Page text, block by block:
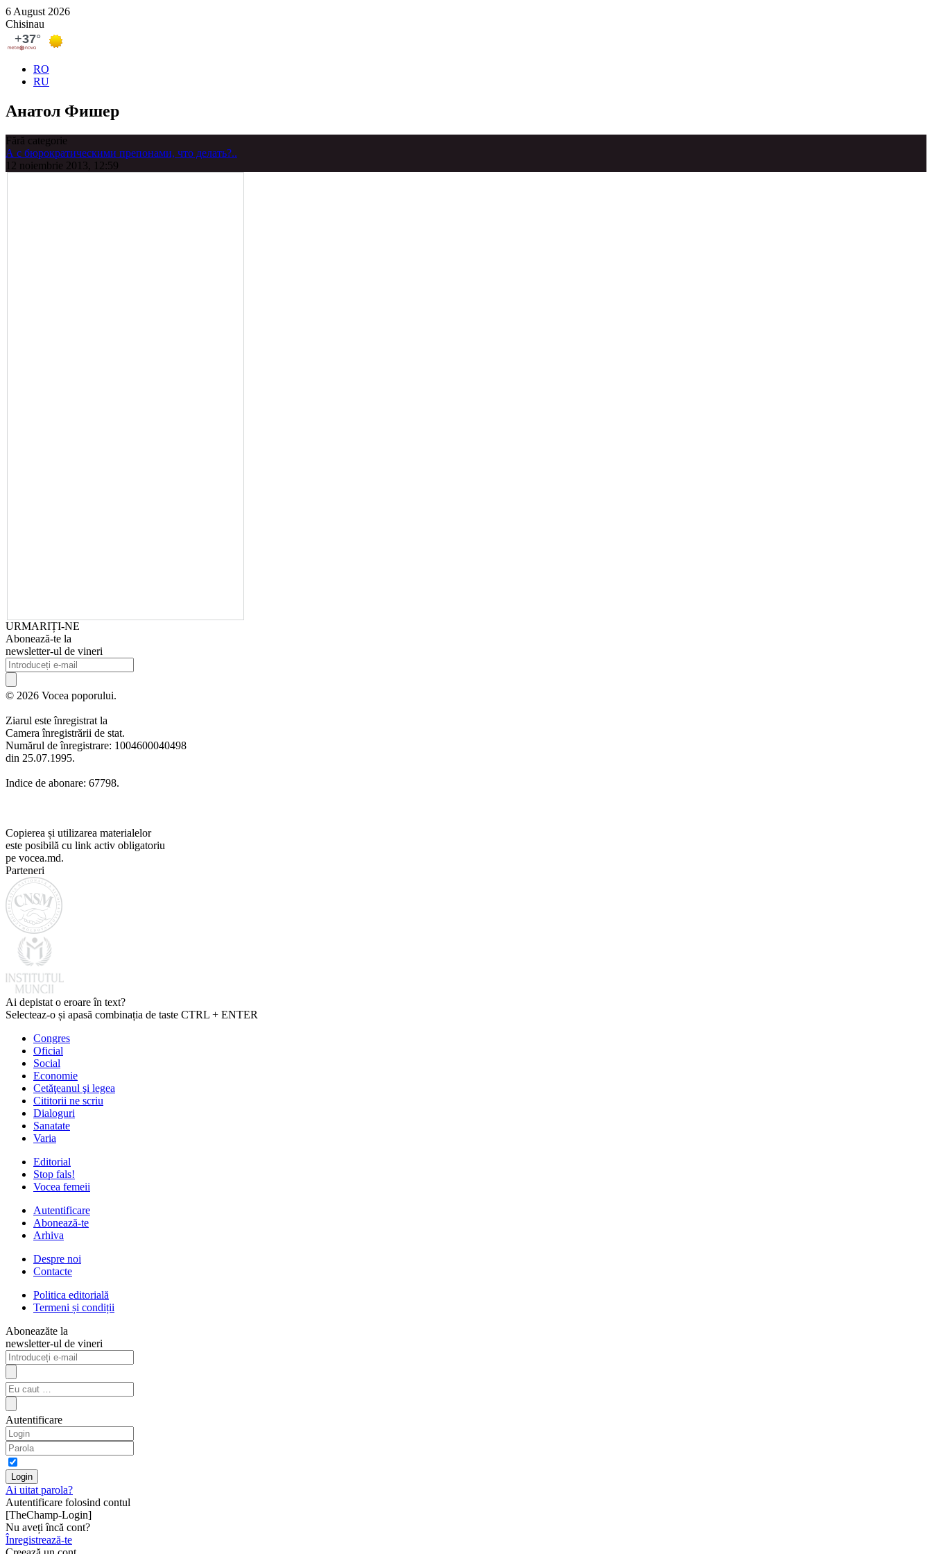
6 August 2026
Chisinau
RO
RU
Анатол Фишер
Fără categorie
А с бюрократическими препонами, что делать?..
12 noiembrie 2013, 12:59
URMARIȚI-NE
Abonează-te la
newsletter-ul de vineri
© 2026 Vocea poporului.
Ziarul este înregistrat la
Camera înregistrării de stat.
Numărul de înregistrare: 1004600040498
din 25.07.1995.
Indice de abonare: 67798.
Copierea și utilizarea materialelor
este posibilă cu link activ obligatoriu
pe vocea.md.
Parteneri
Ai depistat o eroare în text?
Selecteaz-o și apasă combinația de taste CTRL + ENTER
Congres
Oficial
Social
Economie
Cetăţeanul şi legea
Cititorii ne scriu
Dialoguri
Sanatate
Varia
Editorial
Stop fals!
Vocea femeii
Autentificare
Abonează-te
Arhiva
Despre noi
Contacte
Politica editorială
Termeni și condiții
Aboneazăte la
newsletter-ul de vineri
Autentificare
Ai uitat parola?
Autentificare folosind contul
[TheChamp-Login]
Nu aveți încă cont?
Înregistrează-te